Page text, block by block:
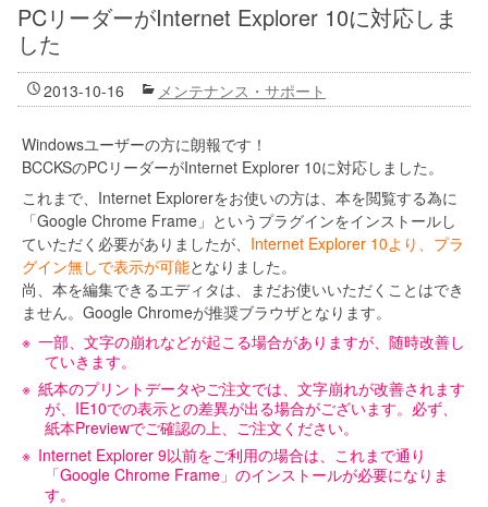
PCリーダーがInternet Explorer 10に対応しま
した
2013-10-16 メンテナンス・サポート
Windowsユーザーの方に朗報です！
BCCKSのPCリーダーがInternet Explorer 10に対応しました。
これまで、Internet Explorerをお使いの方は、本を閲覧する為に
「Google Chrome Frame」というプラグインをインストールし
ていただく必要がありましたが、 Internet Explorer 10より、プラ
グイン無しで表示が可能となりました。
尚、本を編集できるエディタは、まだお使いいただくことはでき
ません。Google Chromeが推奨ブラウザとなります。
一部、文字の崩れなどが起こる場合がありますが、随時改善し
ていきます。
紙本のプリントデータやご注文では、文字崩れが改善されます
が、IE10での表示との差異が出る場合がございます。必ず、
紙本Previewでご確認の上、ご注文ください。
Internet Explorer 9以前をご利用の場合は、これまで通り
「Google Chrome Frame」のインストールが必要になりま
す。